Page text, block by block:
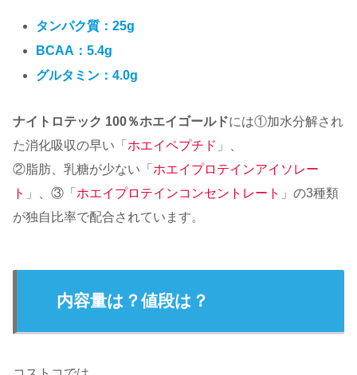
タンパク質：25g
BCAA：5.4g
グルタミン：4.0g
ナイトロテック 100％ホエイゴールドには①加水分解され
た消化吸収の早い「 ホエイペプチド 」、
②脂肪、乳糖が少ない「 ホエイプロテインアイソレー
ト 」、③「 ホエイプロテインコンセントレート 」の3種類
が独自比率で配合されています。
内容量は？値段は？